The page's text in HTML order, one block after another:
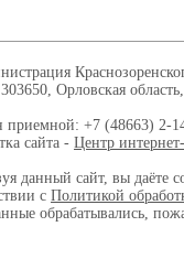
Орловская
приемной: +7 (48663) 2-
сайта - Центр
данный сайт, вы даёте
с Политикой
обрабатывались,